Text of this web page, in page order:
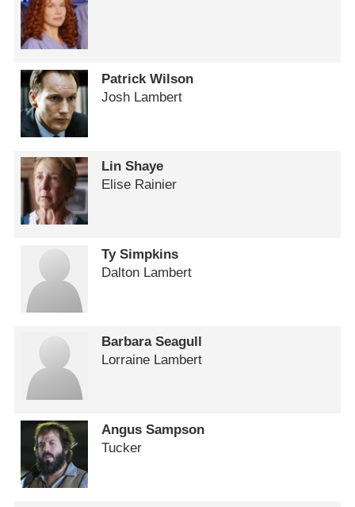
Patrick Wilson
Josh Lambert
Lin Shaye
Elise Rainier
Ty Simpkins
Dalton Lambert
Barbara Seagull
Lorraine Lambert
Angus Sampson
Tucker